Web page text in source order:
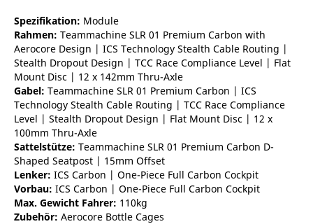
Spezifikation: Module
Rahmen: Teammachine SLR 01 Premium Carbon with
Aerocore Design | ICS Technology Stealth Cable Routing |
Stealth Dropout Design | TCC Race Compliance Level | Flat
Mount Disc | 12 x 142mm Thru-Axle
Gabel: Teammachine SLR 01 Premium Carbon | ICS
Technology Stealth Cable Routing | TCC Race Compliance
Level | Stealth Dropout Design | Flat Mount Disc | 12 x
100mm Thru-Axle
Sattelstütze: Teammachine SLR 01 Premium Carbon D-
Shaped Seatpost | 15mm Offset
Lenker: ICS Carbon | One-Piece Full Carbon Cockpit
Vorbau: ICS Carbon | One-Piece Full Carbon Cockpit
Max. Gewicht Fahrer: 110kg
Zubehör: Aerocore Bottle Cages